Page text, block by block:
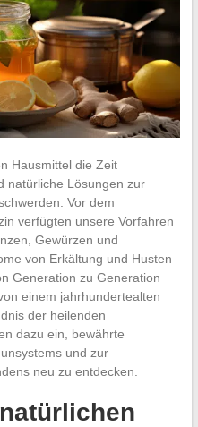
Hausmittel die Zeit
natürliche Lösungen zur
Vor dem
verfügten unsere Vorfahren
Gewürzen und
von Erkältung und Husten
Generation zu Generation
einem jahrhundertealten
der heilenden
dazu ein, bewährte
und zur
neu zu entdecken.
natürlichen